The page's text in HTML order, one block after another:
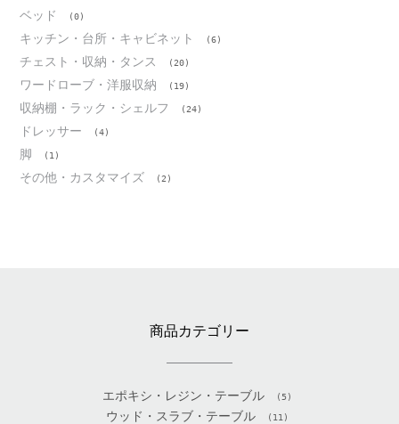
ベッド (0)
キッチン・台所・キャビネット (6)
チェスト・収納・タンス (20)
ワードローブ・洋服収納 (19)
収納棚・ラック・シェルフ (24)
ドレッサー (4)
脚 (1)
その他・カスタマイズ (2)
商品カテゴリー
エポキシ・レジン・テーブル (5)
ウッド・スラブ・テーブル (11)